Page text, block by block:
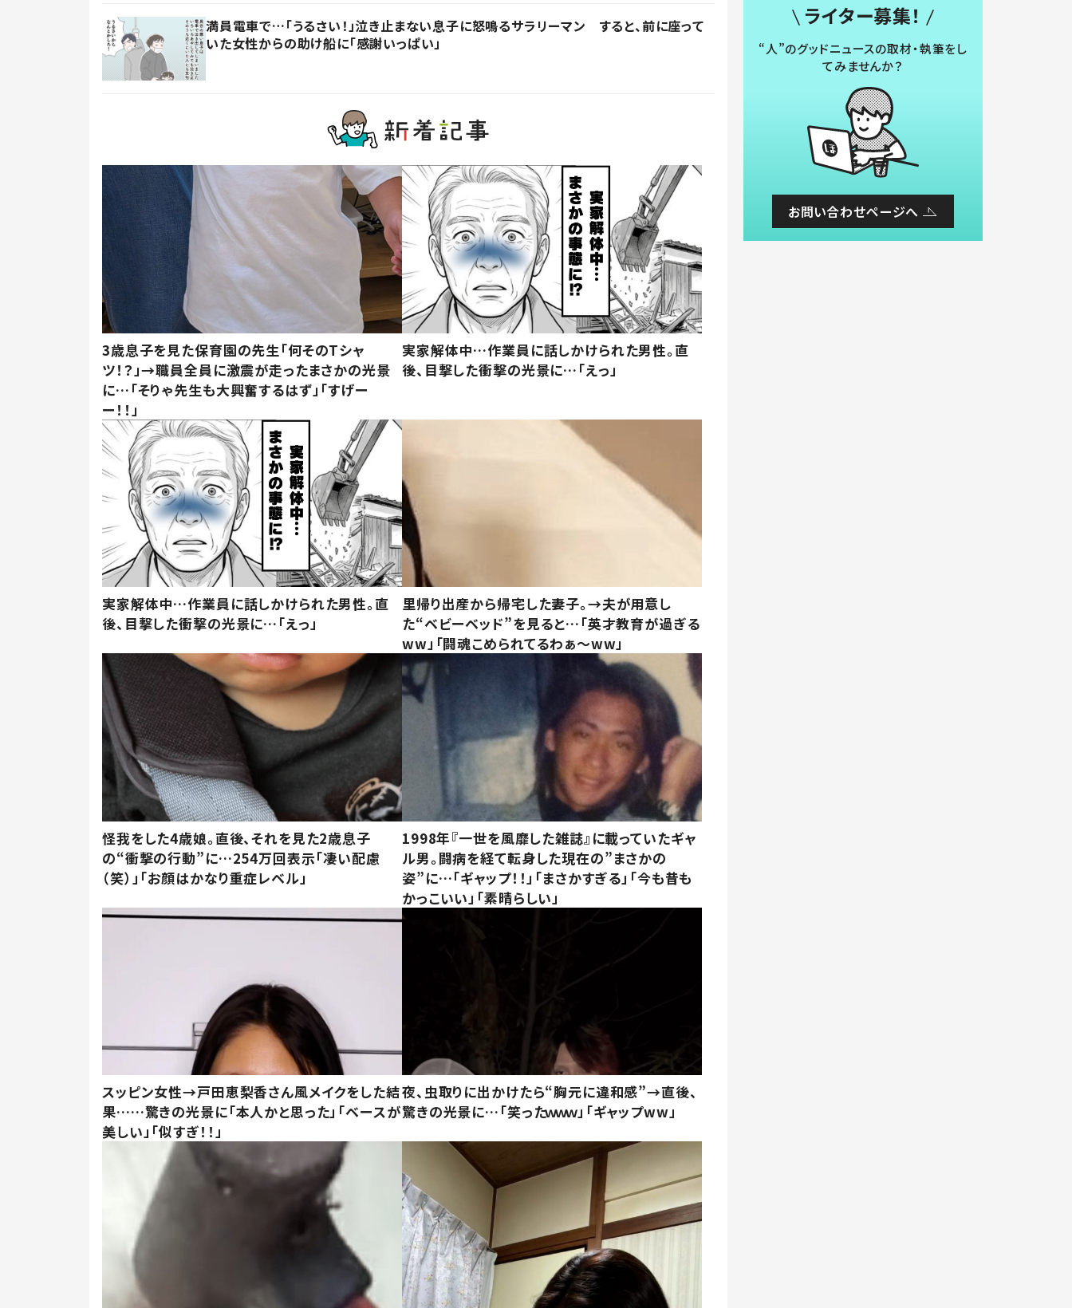
満員電車で…「うるさい！」泣き止まない息子に怒鳴るサラリーマン すると、前に座って
いた女性からの助け船に「感謝いっぱい」
3歳息子を見た保育園の先生「何そのTシャ
ツ！？」→職員全員に激震が走ったまさかの光景
に…「そりゃ先生も大興奮するはず」「すげー
ー！！」
実家解体中…作業員に話しかけられた男性。直
後、目撃した衝撃の光景に…「えっ」
実家解体中…作業員に話しかけられた男性。直
後、目撃した衝撃の光景に…「えっ」
里帰り出産から帰宅した妻子。→夫が用意し
た“ベビーベッド”を見ると…「英才教育が過ぎる
ww」「闘魂こめられてるわぁ～ww」
怪我をした4歳娘。直後、それを見た2歳息子
の“衝撃の行動”に…254万回表示「凄い配慮
（笑）」「お顔はかなり重症レベル」
1998年『一世を風靡した雑誌』に載っていたギャ
ル男。闘病を経て転身した現在の”まさかの
姿”に…「ギャップ！！」「まさかすぎる」「今も昔も
かっこいい」「素晴らしい」
スッピン女性→戸田恵梨香さん風メイクをした結
果……驚きの光景に「本人かと思った」「ベースが
美しい」「似すぎ！！」
夜、虫取りに出かけたら“胸元に違和感”→直後、
驚きの光景に…「笑ったｗｗｗ」「ギャップww」
ライター募集！
“人”のグッドニュースの取材・執筆をし
てみませんか？
お問い合わせページへ